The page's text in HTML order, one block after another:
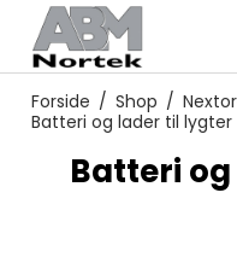
Forside / Shop /
Batteri og lader til lygter
Batteri